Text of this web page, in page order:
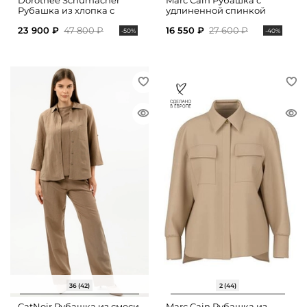
Рубашка из хлопка с
23 900 ₽ 47 800 ₽ -50%
удлиненной спинкой
16 550 ₽ 27 600 ₽ -40%
36 (42) 2 (44)